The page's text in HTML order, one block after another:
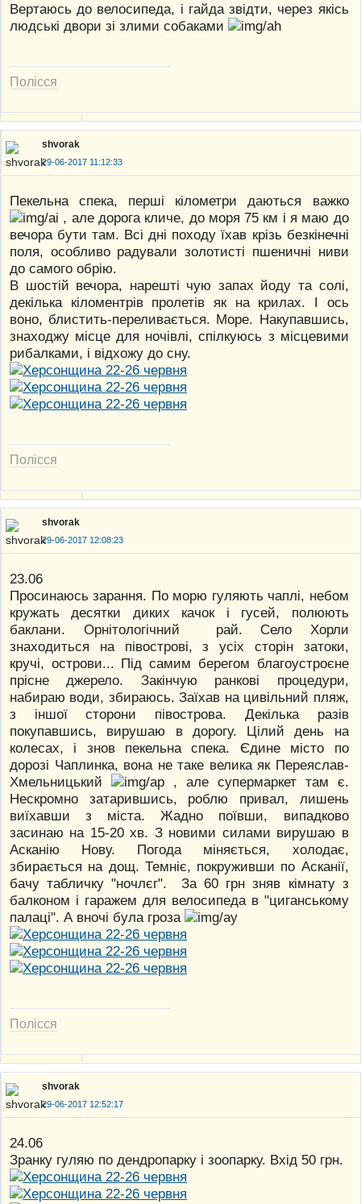
Вертаюсь до велосипеда, і гайда звідти, через якісь
людські двори зі злими собаками
Полісся
shvorak
29-06-2017 11:12:33
Пекельна спека, перші кілометри даються важко
, але дорога кличе, до моря 75 км і я маю до
вечора бути там. Всі дні походу їхав крізь безкінечні
поля, особливо радували золотисті пшеничні ниви
до самого обрію.
В шостій вечора, нарешті чую запах йоду та солі,
декілька кіломентрів пролетів як на крилах. І ось
воно, блистить-переливається. Море. Накупавшись,
знаходжу місце для ночівлі, спілкуюсь з місцевими
рибалками, і відхожу до сну.
Полісся
shvorak
29-06-2017 12:08:23
23.06
Просинаюсь зарання. По морю гуляють чаплі, небом
кружать десятки диких качок і гусей, полюють
баклани. Орнітологічний рай. Село Хорли
знаходиться на півострові, з усіх сторін затоки,
кручі, острови... Під самим берегом благоустроєне
прісне джерело. Закінчую ранкові процедури,
набираю води, збираюсь. Заїхав на цивільний пляж,
з іншої сторони півострова. Декілька разів
покупавшись, вирушаю в дорогу. Цілий день на
колесах, і знов пекельна спека. Єдине місто по
дорозі Чаплинка, вона не таке велика як Переяслав-
Хмельницький
, але супермаркет там є.
Нескромно затарившись, роблю привал, лишень
виїхавши з міста. Жадно поївши, випадково
засинаю на 15-20 хв. З новими силами вирушаю в
Асканію Нову. Погода міняється, холодає,
збирається на дощ. Темніє, покруживши по Асканії,
бачу табличку "ночлєг". За 60 грн зняв кімнату з
балконом і гаражем для велосипеда в "циганському
палаці". А вночі була гроза
Полісся
shvorak
29-06-2017 12:52:17
24.06
Зранку гуляю по дендропарку і зоопарку. Вхід 50 грн.